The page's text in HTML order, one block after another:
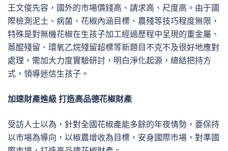
王文俊先容，國外的市場價錢高、請求高、尺度高。由于國
際檢測泥土、病菌、花椒內涵目標、農殘等技巧程度無限，
特殊是對無機花椒在生孩子加工經過歷程中呈現的重金屬、
蒽醌殘留、環氧乙烷殘留超標等新題目不克不及很好地應對
處理，需加大力度實驗研討，明白淨化起源，總結把持方
式，領導迷信生孩子。
加速財產進級 打造高品德花椒財產
受訪人士以為，針對全國花椒產能多餘的年夜情勢，要保持
以市場為導向，以椒農增收為目標，安身國際市場，對準國